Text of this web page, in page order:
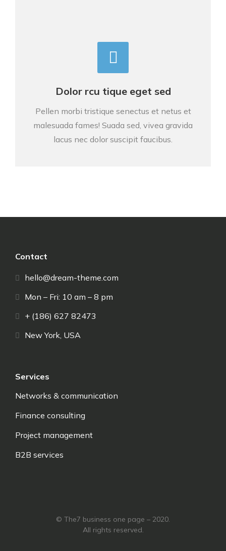
Dolor rcu tique eget sed
Pellen morbi tristique senectus et netus et
malesuada fames! Suada sed, vivea gravida
lacus nec dolor suscipit faucibus.
Contact
hello@dream-theme.com
Mon – Fri: 10 am – 8 pm
+ (186) 627 82473
New York, USA
Services
Networks & communication
Finance consulting
Project management
B2B services
© The7 business one page – 2020.
All rights reserved.